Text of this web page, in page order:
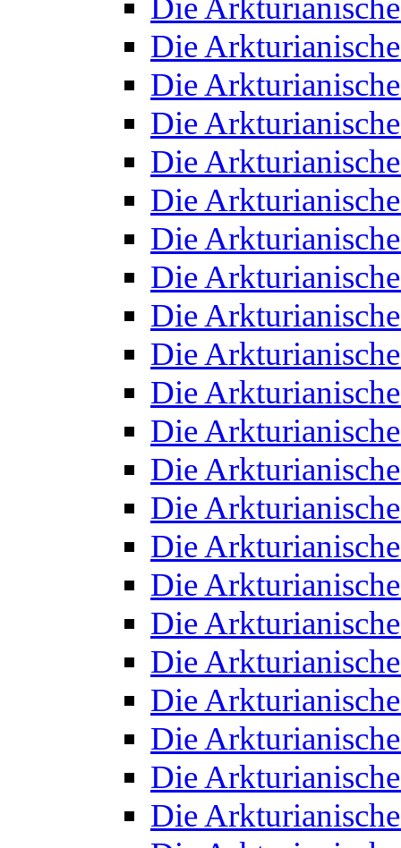
Die
Die
Die
Die
Die
Die
Die
Die
Die
Die
Die
Die
Die
Die
Die
Die
Die
Die
Die
Die
Die